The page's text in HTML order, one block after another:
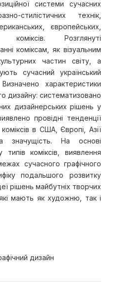
системи сучасних
стилістичних технік,
європейських,
коміксів. Розглянуті
коміксам, як візуальним
частин світу, а
сучасний український
характеристики
дизайну: систематизовано
дизайнерських рішень у
провідні тенденції
в США, Європі, Азії
значущість. На основі
типів коміксів, виявлення
сучасного графічного
подальшого розвитку
рішень майбутніх творчих
мають як художню, так і
дизайн